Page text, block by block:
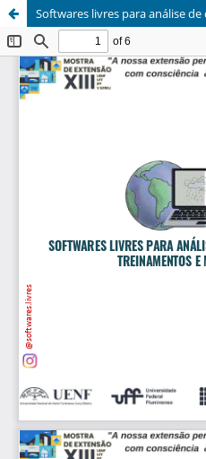
Softwares livres para análise